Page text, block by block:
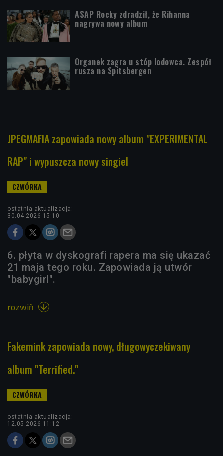
A$AP Rocky zdradził, że Rihanna
nagrywa nowy album
Organek zagra u stóp lodowca. Zespół
rusza na Spitsbergen
JPEGMAFIA zapowiada nowy album "EXPERIMENTAL
RAP" i wypuszcza nowy singiel
ostatnia aktualizacja:
30.04.2026 15:10
6. płyta w dyskografi rapera ma się ukazać
21 maja tego roku. Zapowiada ją utwór
"babygirl".
rozwiń 
Fakemink zapowiada nowy, długowyczekiwany
album "Terrified."
ostatnia aktualizacja:
12.05.2026 11:12